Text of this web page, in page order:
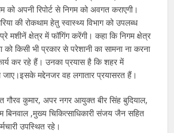
को अपनी रिपोर्ट से निगम को अवगत कराएगी।
की रोकथाम हेतु स्वास्थ्य विभाग को उपलब्ध
मशीनें क्षेत्र में फॉगिंग करेंगी। कहा कि निगम क्षेत्र
किसी भी प्रकार से परेशानी का सामना ना करना
कर रहे हैं। उनका प्रयास है कि शहर में
मद्देनजर वह लगातार प्रयासरत हैं।
कुमार, अपर नगर आयुक्त बीर सिंह बुदियाल,
बिनवाल ,मुख्य चिकित्साधिकारी संजय जैन सहित
उपस्थित रहे।